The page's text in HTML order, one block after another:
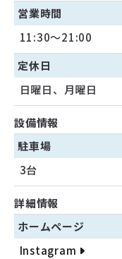
営業時間
11:30～21:00
定休日
日曜日、月曜日
設備情報
駐車場
3台
詳細情報
ホームページ
Instagram